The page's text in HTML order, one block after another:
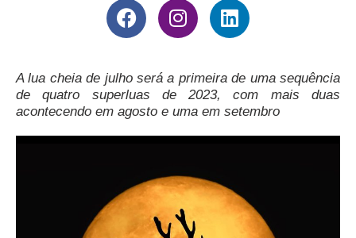
A lua cheia de julho será a primeira de uma sequência
de quatro superluas de 2023, com mais duas
acontecendo em agosto e uma em setembro